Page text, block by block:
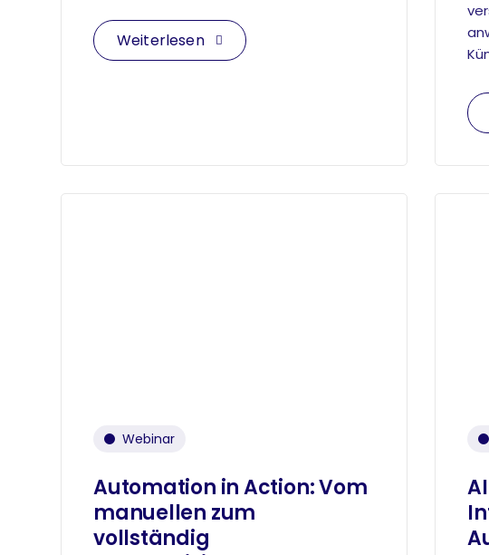
Weiterlesen
Webinar
Automation in Action: Vom
manuellen zum
vollständig